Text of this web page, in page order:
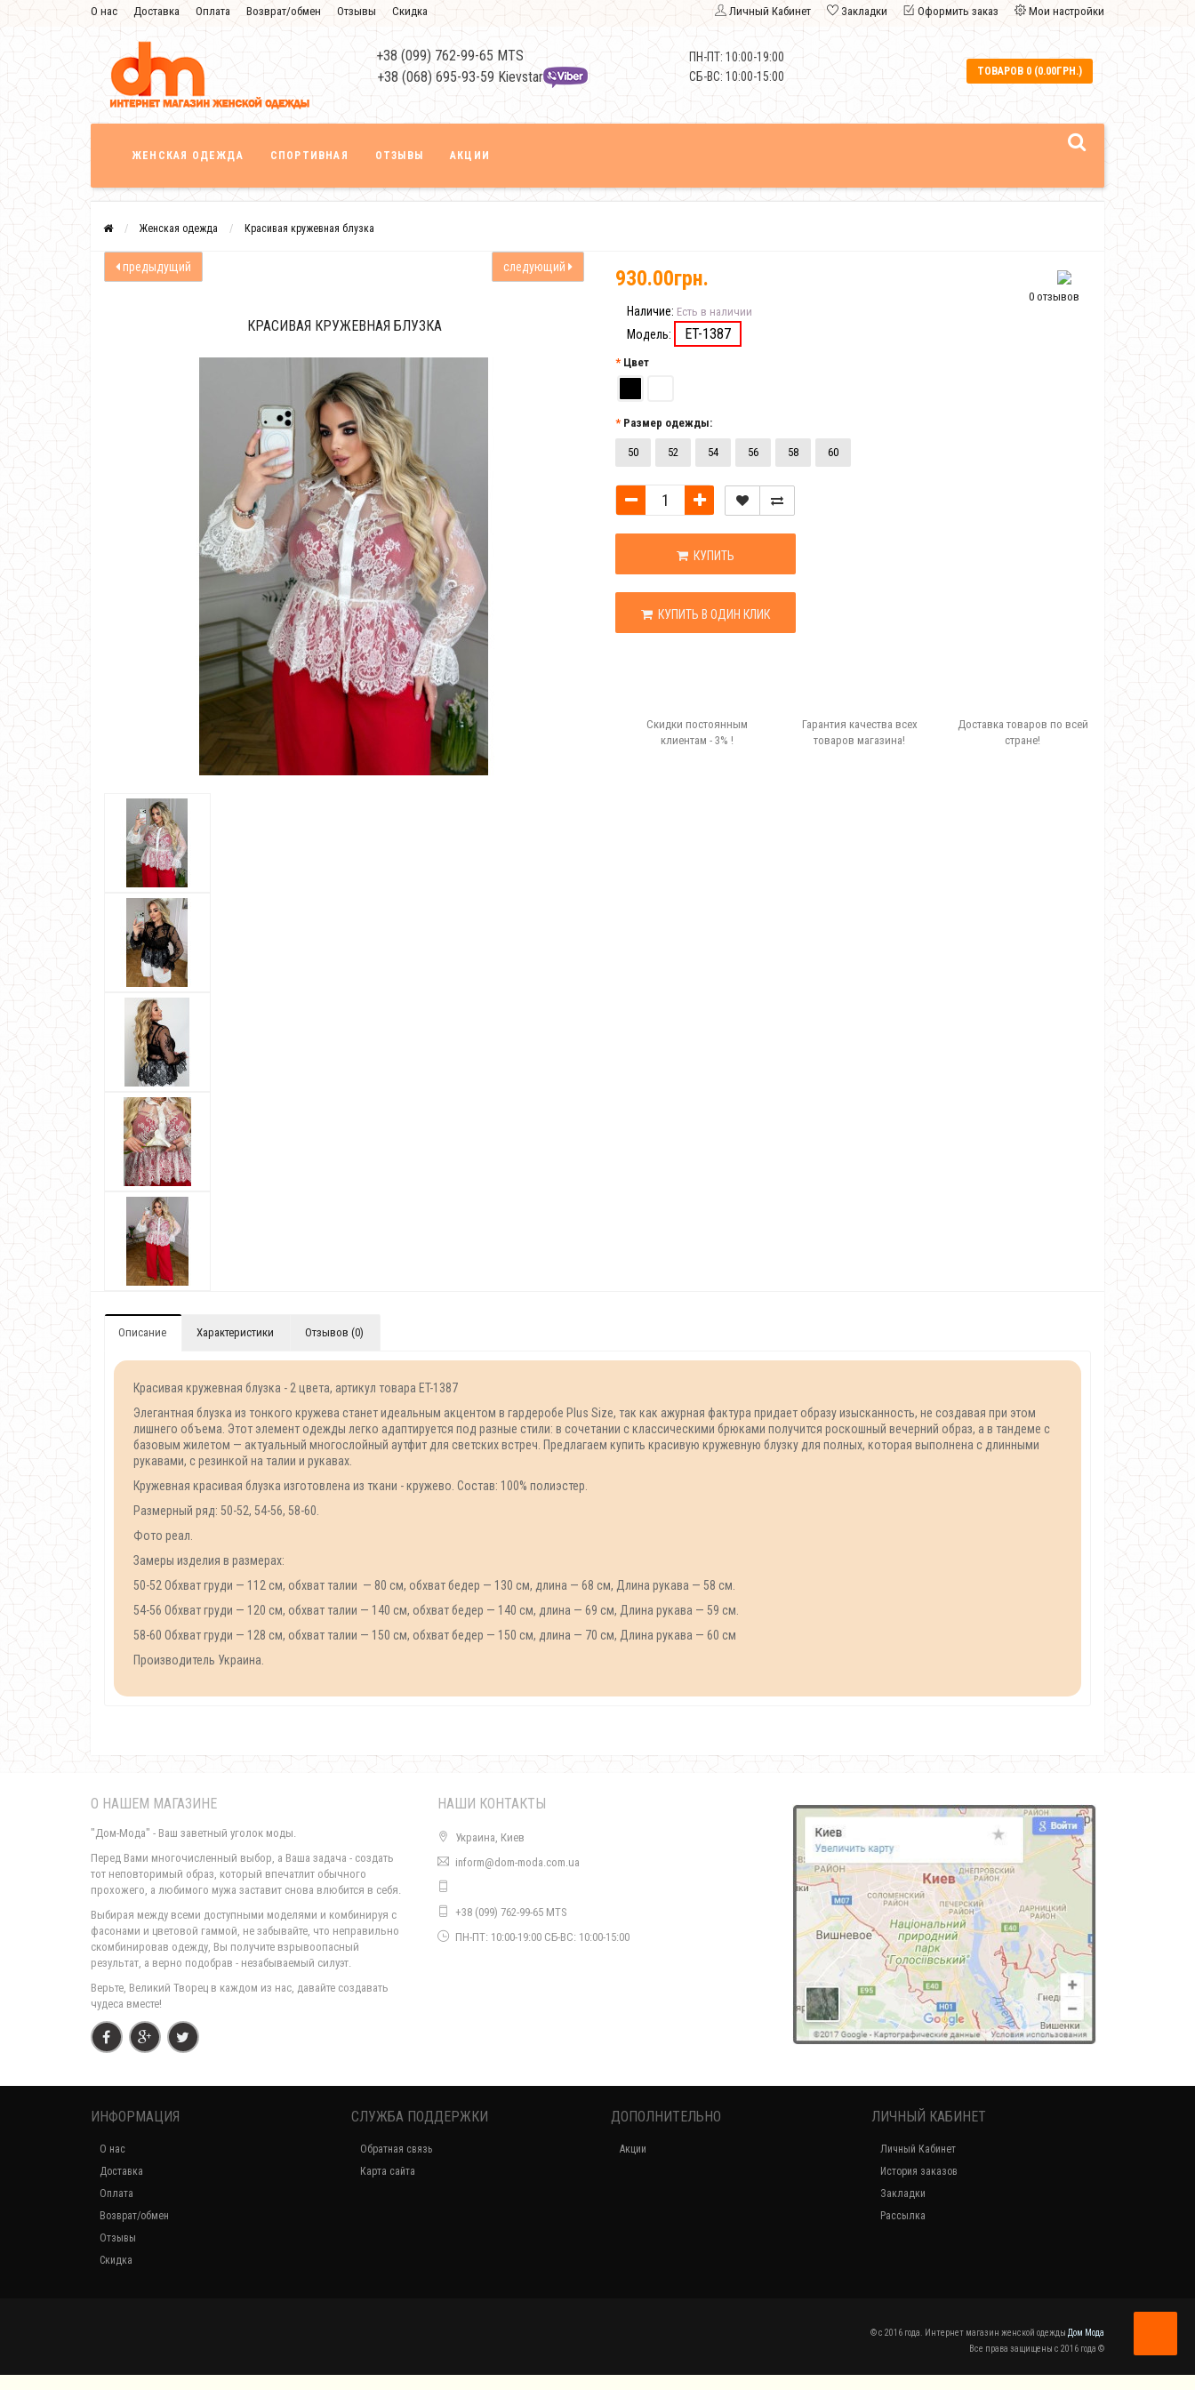
О нас Доставка Оплата Возврат/обмен Отзывы Скидка Личный Кабинет Закладки Оформить заказ Мои настройки
+38 (099) 762-99-65 MTS
+38 (068) 695-93-59 Kievstar
ПН-ПТ: 10:00-19:00
СБ-ВС: 10:00-15:00
ТОВАРОВ 0 (0.00ГРН.)
ЖЕНСКАЯ ОДЕЖДА СПОРТИВНАЯ ОТЗЫВЫ АКЦИИ
Женская одежда Красивая кружевная блузка
предыдущий следующий
КРАСИВАЯ КРУЖЕВНАЯ БЛУЗКА
0 отзывов
930.00грн.
Наличие: Есть в наличии
Модель: ET-1387
Цвет
Размер одежды:
50 52 54 56 58 60
КУПИТЬ
КУПИТЬ В ОДИН КЛИК
Скидки постоянным
клиентам - 3% !
Гарантия качества всех
товаров магазина!
Доставка товаров по всей
стране!
Описание Характеристики Отзывов (0)
Красивая кружевная блузка - 2 цвета, артикул товара ET-1387
Элегантная блузка из тонкого кружева станет идеальным акцентом в гардеробе Plus Size, так как ажурная фактура придает образу изысканность, не создавая при этом
лишнего объема. Этот элемент одежды легко адаптируется под разные стили: в сочетании с классическими брюками получится роскошный вечерний образ, а в тандеме с
базовым жилетом — актуальный многослойный аутфит для светских встреч. Предлагаем купить красивую кружевную блузку для полных, которая выполнена с длинными
рукавами, с резинкой на талии и рукавах.
Кружевная красивая блузка изготовлена из ткани - кружево. Состав: 100% полиэстер.
Размерный ряд: 50-52, 54-56, 58-60.
Фото реал.
Замеры изделия в размерах:
50-52 Обхват груди — 112 см, обхват талии — 80 см, обхват бедер — 130 см, длина — 68 см, Длина рукава — 58 см.
54-56 Обхват груди — 120 см, обхват талии — 140 см, обхват бедер — 140 см, длина — 69 см, Длина рукава — 59 см.
58-60 Обхват груди — 128 см, обхват талии — 150 см, обхват бедер — 150 см, длина — 70 см, Длина рукава — 60 см
Производитель Украина.
О НАШЕМ МАГАЗИНЕ
"Дом-Мода" - Ваш заветный уголок моды.
Перед Вами многочисленный выбор, а Ваша задача - создать
тот неповторимый образ, который впечатлит обычного
прохожего, а любимого мужа заставит снова влюбится в себя.
Выбирая между всеми доступными моделями и комбинируя с
фасонами и цветовой гаммой, не забывайте, что неправильно
скомбинировав одежду, Вы получите взрывоопасный
результат, а верно подобрав - незабываемый силуэт.
Верьте, Великий Творец в каждом из нас, давайте создавать
чудеса вместе!
НАШИ КОНТАКТЫ
Украина, Киев
inform@dom-moda.com.ua
+38 (099) 762-99-65 MTS
ПН-ПТ: 10:00-19:00 СБ-ВС: 10:00-15:00
ИНФОРМАЦИЯ
О нас
Доставка
Оплата
Возврат/обмен
Отзывы
Скидка
СЛУЖБА ПОДДЕРЖКИ
Обратная связь
Карта сайта
ДОПОЛНИТЕЛЬНО
Акции
ЛИЧНЫЙ КАБИНЕТ
Личный Кабинет
История заказов
Закладки
Рассылка
© c 2016 года. Интернет магазин женской одежды Дом Мода
Все права защищены c 2016 года ©